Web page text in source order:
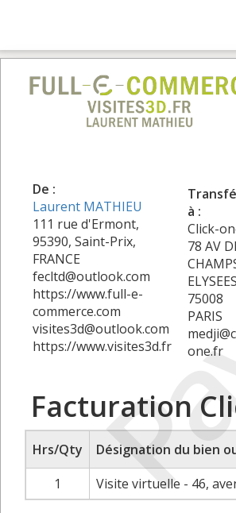
De :
Laurent MATHIEU
111 rue d'Ermont,
95390, Saint-Prix,
FRANCE
fecltd@outlook.com
https://www.full-e-
commerce.com
visites3d@outlook.com
https://www.visites3d.fr
à :
Click-
78 AV
ELYSEES
75008
PARIS
one.fr
Facturation
Hrs/Qty
Désignation du bien
1
Visite virtuelle - 46,